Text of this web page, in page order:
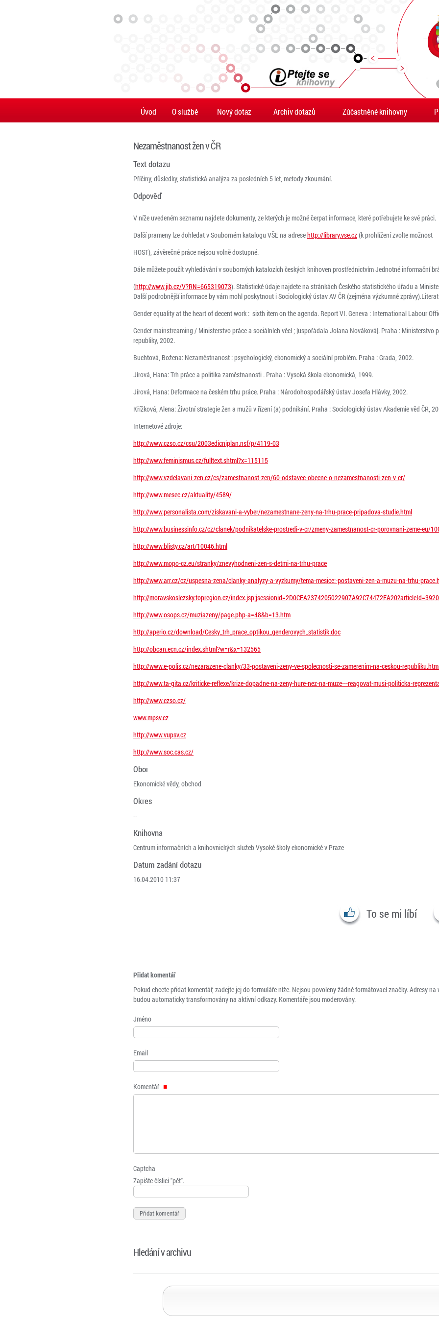
Úvod O službě Nový dotaz Archiv dotazů Zúčastněné knihovny
Nezaměstnanost žen v ČR
Text dotazu
Příčiny, důsledky, statistická analýza za posledních 5 let, metody zkoumání.
Odpověď
V níže uvedeném seznamu najdete dokumenty, ze kterých je možné čerpat informace, které potřebujete ke své práci.
Další prameny lze dohledat v Souborném katalogu VŠE na adresehttp://library.vse.cz(k prohlížení zvolte možnost
HOST), závěrečné práce nejsou volně dostupné.
Dále můžete použít vyhledávání v souborných katalozích českých knihoven prostřednictvím Jednotné informační
(http://www.jib.cz/V?RN=665319073). Statistické údaje najdete na stránkách Českého statistického úřadu a
Další podrobnější informace by vám mohl poskytnout i Sociologický ústav AV ČR (zejména výzkumné
Gender equality at the heart of decent work : sixth item on the agenda. Report VI. Geneva : International Labour
Gender mainstreaming / Ministerstvo práce a sociálních věcí ; [uspořádala Jolana Nováková]. Praha : Ministerstvo
republiky, 2002.
Buchtová, Božena: Nezaměstnanost : psychologický, ekonomický a sociální problém. Praha : Grada, 2002.
Jírová, Hana: Trh práce a politika zaměstnanosti . Praha : Vysoká škola ekonomická, 1999.
Jírová, Hana: Deformace na českém trhu práce. Praha : Národohospodářský ústav Josefa Hlávky, 2002.
Křížková, Alena: Životní strategie žen a mužů v řízení (a) podnikání. Praha : Sociologický ústav Akademie věd ČR,
Internetové zdroje:
http://www.czso.cz/csu/2003edicniplan.nsf/p/4119-03
http://www.feminismus.cz/fulltext.shtml?x=115115
http://www.vzdelavani-zen.cz/cs/zamestnanost-zen/60-odstavec-obecne-o-nezamestnanosti-zen-v-cr/
http://www.mesec.cz/aktuality/4589/
http://www.personalista.com/ziskavani-a-vyber/nezamestnane-zeny-na-trhu-prace-pripadova-studie.html
http://www.businessinfo.cz/cz/clanek/podnikatelske-prostredi-v-cr/zmeny-zamestnanost-cr-porovnani-zeme-eu/
http://www.blisty.cz/art/10046.html
http://www.mopo-cz.eu/stranky/znevyhodneni-zen-s-detmi-na-trhu-prace
http://www.arr.cz/cz/uspesna-zena/clanky-analyzy-a-vyzkumy/tema-mesice:-postaveni-zen-a-muzu-na-trhu-
http://moravskoslezsky.topregion.cz/
http://www.osops.cz/muziazeny/page.php-a=48&b=13.htm
http://aperio.cz/download/Cesky_trh_prace_optikou_genderovych_statistik.doc
http://obcan.ecn.cz/index.shtml?w=r&x=132565
http://www.e-polis.cz/nezarazene-clanky/33-postaveni-zeny-ve-spolecnosti-se-zamerenim-na-ceskou-
http://www.ta-gita.cz/kriticke-reflexe/krize-dopadne-na-zeny-hure-nez-na-muze---reagovat-musi-politicka-
http://www.czso.cz/
www.mpsv.cz
http://www.vupsv.cz
http://www.soc.cas.cz/
Obor
Ekonomické vědy, obchod
Okres
--
Knihovna
Centrum informačních a knihovnických služeb Vysoké školy ekonomické v Praze
Datum zadání dotazu
16.04.2010 11:37
To se mi líbí
Přidat komentář
Pokud chcete přidat komentář, zadejte jej do formuláře níže. Nejsou povoleny žádné formátovací značky. Adresy na
budou automaticky transformovány na aktivní odkazy. Komentáře jsou moderovány.
Jméno
Email
Komentář
Captcha
Zapište číslici "pět".
Hledání v archivu